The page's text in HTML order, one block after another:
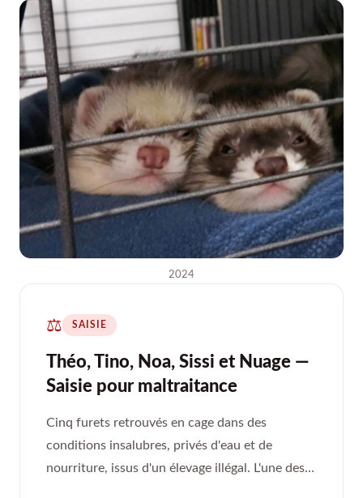
2024
⚖️ SAISIE
Théo, Tino, Noa, Sissi et Nuage —
Saisie pour maltraitance
Cinq furets retrouvés en cage dans des
conditions insalubres, privés d'eau et de
nourriture, issus d'un élevage illégal. L'une des